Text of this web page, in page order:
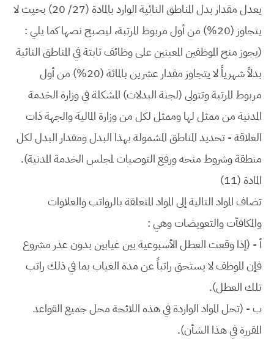
يعدل مقدار بدل المناطق النائية الوارد بالمادة (27/ 20) بحيث لا
يتجاوز (20%) من أول مربوط المرتبة، ليصبح نصها كما يلي :
(يجوز منح الموظفين المعينين على وظائف ثابتة في المناطق النائية
بدلاً شهرياً لا يتجاوز مقدار عشرين بالمائة (20%) من أول
مربوط المرتبة وتتولى (لجنة البدلات) المشكلة في وزارة الخدمة
المدنية من ممثل لها وممثل لكل من وزارة المالية والجهة ذات
العلاقة - تحديد المناطق المشمولة بهذا البدل ومقدار البدل لكل
منطقة وشروط منحه ورفع التوصيات لمجلس الخدمة المدنية).
المادة (11)
تضاف المواد التالية إلى المواد المتعلقة بالرواتب والعلاوات
والمكافآت والتعويضات وهي :
أ - (إذا وقعت العطل الأسبوعية بين غيابين بدون عذر مشروع
فإن الموظف لا يستحق راتباً عن مدة الغياب بما في ذلك راتب
تلك العطل).
ب - (تحل المواد الواردة في هذه اللائحة محل جميع القواعد
المقررة في هذا الشأن).